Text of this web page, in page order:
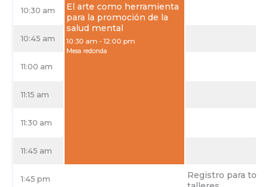
10:30 am
El arte como herramienta
para la promoción de la
salud mental
10:30 am -12:00 pm
Mesa redonda
10:45 am
11:00 am
11:15 am
11:30 am
11:45 am
1:45 pm
Registro para